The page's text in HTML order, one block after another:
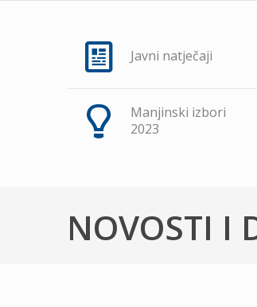
Javni natječaji
Manjinski izbori
2023
NOVOSTI I